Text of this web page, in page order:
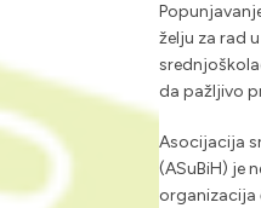
želju za rad
da pažljivo
Asocijacija
(ASuBiH) je
organizacija